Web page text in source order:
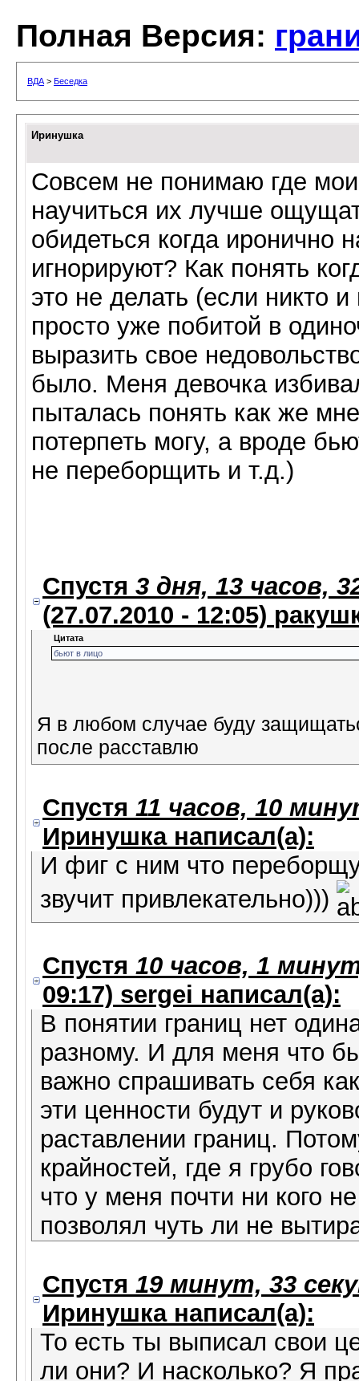
Полная Версия:
ВДА > Беседка
Иринушка
Совсем не понимаю где
научиться их лучше
обидеться когда иронично
игнорируют? Как понять
это не делать (если никто
просто уже побитой в
выразить свое
было. Меня девочка
пыталась понять как же
потерпеть могу, а вроде
не переборщить и т.д.)
Спустя 3 дня, 13 часов,
(27.07.2010 - 12:05)
Цитата
бьют в лицо
Я в любом случае буду
после расставлю
Спустя 11 часов, 10
Иринушканаписал(а):
И фиг с ним что
звучит привлекательно)))
Спустя 10 часов, 1
09:17) sergei написал(а):
В понятии границ нет
разному. И для меня что
важно спрашивать себя
эти ценности будут и
раставлении границ.
крайностей, где я грубо
что у меня почти ни кого
позволял чуть ли не
Спустя 19 минут, 33
Иринушканаписал(а):
То есть ты выписал свои
ли они? И насколько? Я